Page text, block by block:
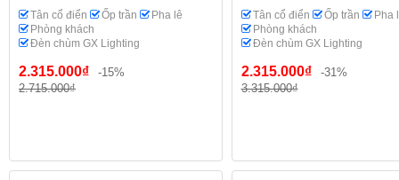
Tân cổ điển Ốp trần
Pha lê
Phòng khách
Đèn chùm GX Lighting
2.315.000₫
-15%
2.715.000₫
Tân cổ điển Ốp trần
Pha
Phòng khách
Đèn chùm GX Lighting
2.315.000₫
-31%
3.315.000₫